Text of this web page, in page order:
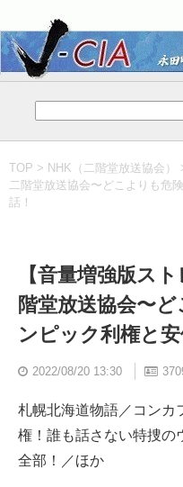
TOP > NHK（二階堂放送協会）
二階堂放送協会〜どこよりも危
話！
【音量増強版ス
階堂放送協会〜
ンピック利権と安
2022/08/20 13:30
札幌北海道物語／コンカ
権！誰も話さない特捜の
全部！／ほか